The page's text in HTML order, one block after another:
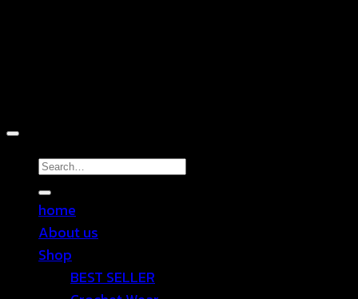
Search
for:
home
About us
Shop
BEST SELLER